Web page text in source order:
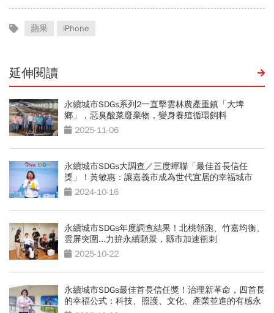
蘋果 iPhone
延伸閱讀
永續城市SDGs系列2一直擊雲林農產重鎮「大埤
鄉」，惡臭酸菜廢棄物，變身養殖循環飼料
2025-11-06
永續城市SDGs大調查／三度蟬聯「最佳首長信任
獎」！黃敏惠：讓嘉義市成為世代宜居的幸福城市
2024-10-16
永續城市SDGs年度調查結果！北桃領跑、竹嘉均衡、
雲屏突圍...力拚永續願景，縣市加速衝刺
2025-10-22
永續城市SDGs最佳首長信任獎！治理新革命，四首長
的幸福公式：科技、照護、文化、產業並進的有感永